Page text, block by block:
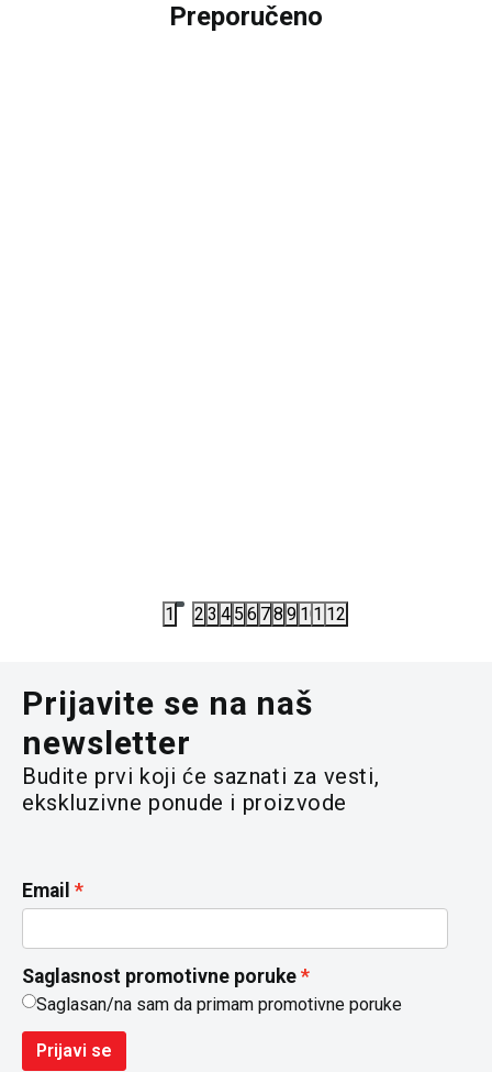
Preporučeno
1 2 3 4 5 6 78 9 101112
Prijavite se na naš
newsletter
Budite prvi koji će saznati za vesti,
ekskluzivne ponude i proizvode
Email
Saglasnost promotivne poruke
Saglasan/na sam da primam promotivne poruke
Prijavi se